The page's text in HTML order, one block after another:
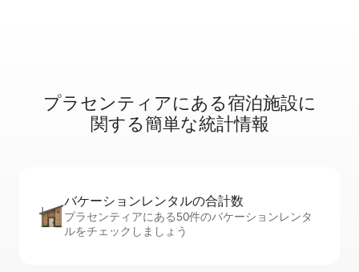
プラセンティアに⁠あ⁠る宿⁠泊⁠施⁠設⁠に
関⁠す⁠る簡⁠単⁠な統⁠計⁠情⁠報
バケーションレ⁠ン⁠タ⁠ル⁠の合⁠計⁠数
プラセンティアにある50件のバケーションレンタ
ルをチェックしましょう